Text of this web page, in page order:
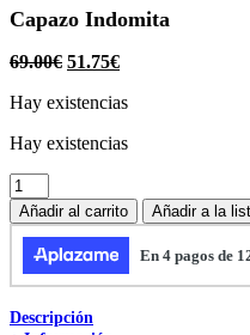
Capazo Indomita
69.00€ 51.75€
Hay existencias
Hay existencias
Añadir al carrito Añadir a la
Descripción